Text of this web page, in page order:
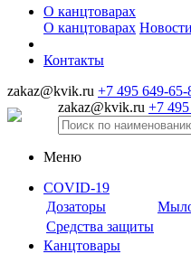
О канцтоварах
О канцтоварах Новости
Контакты
zakaz@kvik.ru +7 495 649-65-
zakaz@kvik.ru +7
Меню
COVID-19
Дозаторы
Мыло
Средства защиты
Канцтовары